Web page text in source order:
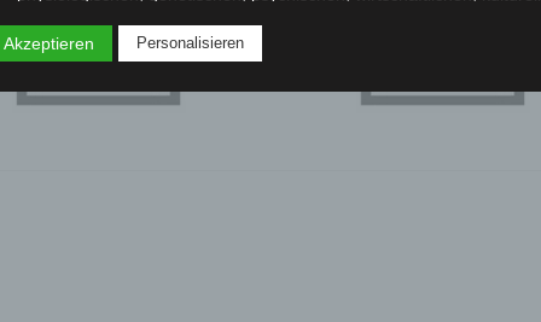
Betroffene Person ist jede identifizierte oder identifizierbare natürliche
Personalisieren